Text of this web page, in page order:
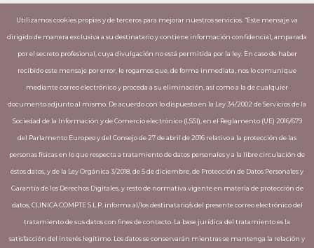
Insignia
Invisalign
ÚLTIMES PUBLICACIONS
El óxido nitroso elimina el miedo de ir al
esta técnica.
La importancia de una buena higiene
bucodental
Utilizamos cookies propias y de terceros para mejorar nuestros servicios. “Este mensaje va
dirigido de manera exclusiva a su destinatario y contiene información confidencial, amparada
por el secreto profesional, cuya divulgación no está permitida por la ley. En caso de haber
recibido este mensaje por error, le rogamos que, de forma inmediata, nos lo comunique
mediante correo electrónico y proceda a su eliminación, así como a la de cualquier
documento adjunto al mismo. De acuerdo con lo dispuesto en la Ley 34/2002 de Servicios de la
Sociedad de la Información y de Comercio electrónico (LSSI), en el Reglamento (UE) 2016/679
del Parlamento Europeo y del Consejo de 27 de abril de 2016 relativo a la protección de las
personas físicas en lo que respecta a tratamiento de datos personales y a la libre circulación de
éstos datos, y de la Ley Orgánica 3/2018, de 5 de diciembre, de Protección de Datos Personales y
Garantía de los Derechos Digitales, y resto de normativa vigente en materia de protección de
datos, CLINICA COMPTE S.L.P. informa al/los destinatario/s del presente correo electrónico del
tratamiento de sus datos con fines de contacto. La base jurídica del tratamiento es la
satisfacción del interés legítimo. Los datos se conservarán mientras se mantenga la relación y